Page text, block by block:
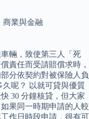
商業與金融
輛，致使第三人「死
責任而受請賠償求時，
分依契約對被保險人負
呢？ 以就可貸與優質
30 分鐘核貸，但大家
果同一時期申請的人較
作日時段申請，很有可